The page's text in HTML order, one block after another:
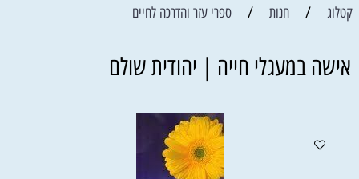
קטלוג / חנות / ספרי עזר והדרכה לחיים
אישה במעגלי חייה | יהודית שולם